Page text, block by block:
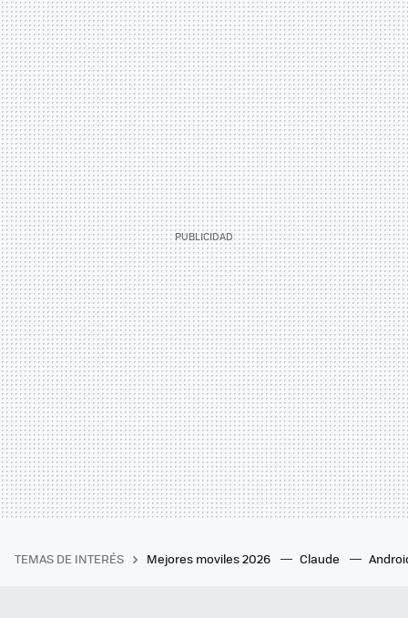
TEMAS DE INTERÉS Mejores moviles 2026 Claude